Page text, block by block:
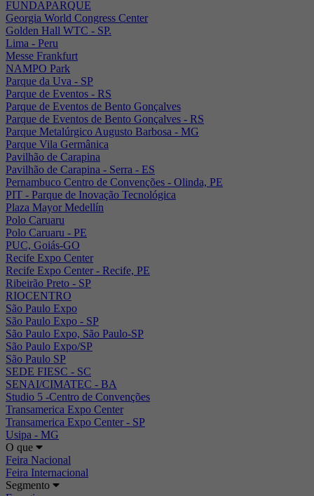
FUNDAPARQUE
Georgia World Congress Center
Golden Hall WTC - SP.
Lima - Peru
Messe Frankfurt
NAMPO Park
Parque da Uva - SP
Parque de Eventos - RS
Parque de Eventos de Bento Gonçalves
Parque de Eventos de Bento Gonçalves - RS
Parque Metalúrgico Augusto Barbosa - MG
Parque Vila Germânica
Pavilhão de Carapina
Pavilhão de Carapina - Serra - ES
Pernambuco Centro de Convenções - Olinda, PE
PIT - Parque de Inovação Tecnológica
Plaza Mayor Medellín
Polo Caruaru
Polo Caruaru - PE
PUC, Goiás-GO
Recife Expo Center
Recife Expo Center - Recife, PE
Ribeirão Preto - SP
RIOCENTRO
São Paulo Expo
São Paulo Expo - SP
São Paulo Expo, São Paulo-SP
São Paulo Expo/SP
São Paulo SP
SEDE FIESC - SC
SENAI/CIMATEC - BA
Studio 5 -Centro de Convenções
Transamerica Expo Center
Transamerica Expo Center - SP
Usipa - MG
O que
Feira Nacional
Feira Internacional
Segmento